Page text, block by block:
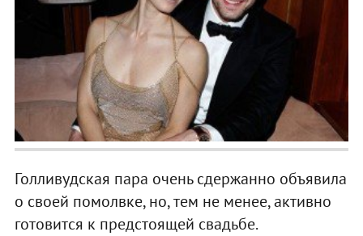
Голливудская пара очень сдержанно объявила
о своей помолвке, но, тем не менее, активно
готовится к предстоящей свадьбе.